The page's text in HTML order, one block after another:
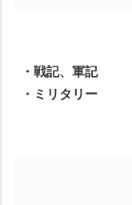
・戦記、軍記
・ミリタリー